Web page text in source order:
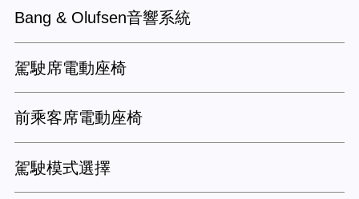
Bang & Olufsen音響系統
駕駛席電動座椅
前乘客席電動座椅
駕駛模式選擇